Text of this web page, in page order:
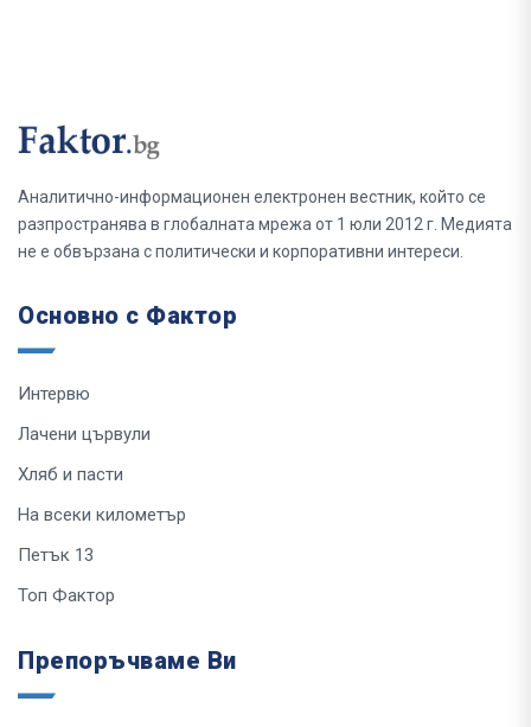
Аналитично-информационен електронен вестник, който се
разпространява в глобалната мрежа от 1 юли 2012 г. Медията
не е обвързана с политически и корпоративни интереси.
Основно с Фактор
Интервю
Лачени цървули
Хляб и пасти
На всеки километър
Петък 13
Топ Фактор
Препоръчваме Ви